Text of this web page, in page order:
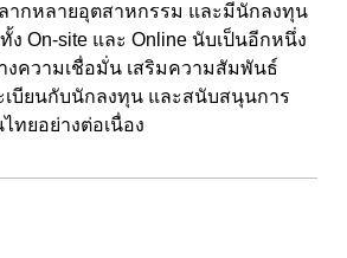
กหลายอุตสาหกรรม และมีนักลงทุน
ง On-site และ Online นับเป็นอีกหนึ่ง
งความเชื่อมั่น เสริมความสัมพันธ์
เบียนกับนักลงทุน และสนับสนุนการ
ทยอย่างต่อเนื่อง